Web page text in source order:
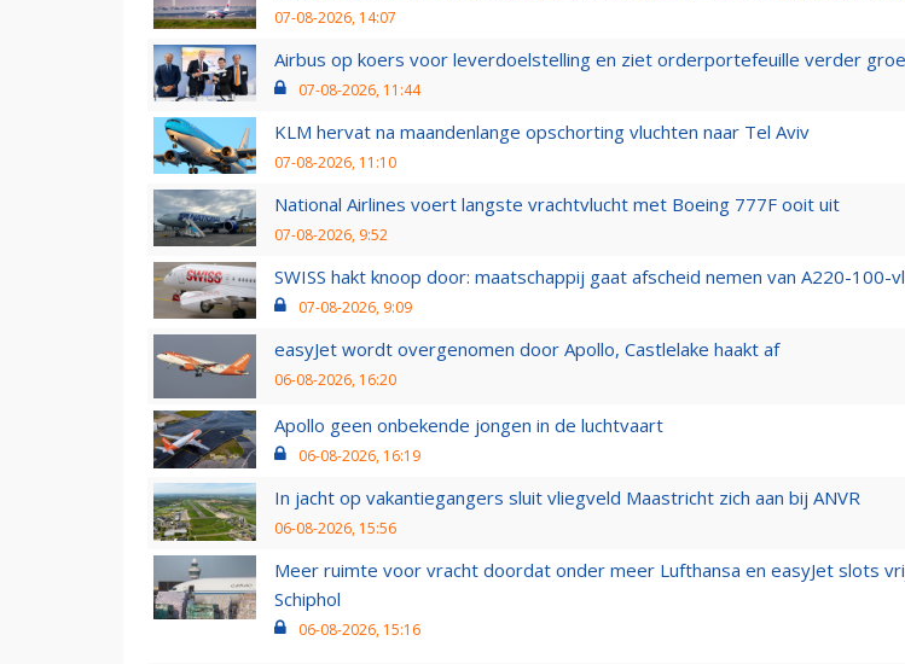
07-08-2026, 14:07
Airbus op koers voor leverdoelstelling en ziet orderportefeuille verder
07-08-2026, 11:44
KLM hervat na maandenlange opschorting vluchten naar Tel Aviv
07-08-2026, 11:10
National Airlines voert langste vrachtvlucht met Boeing 777F ooit uit
07-08-2026, 9:52
SWISS hakt knoop door: maatschappij gaat afscheid nemen van A220-100-
07-08-2026, 9:09
easyJet wordt overgenomen door Apollo, Castlelake haakt af
06-08-2026, 16:20
Apollo geen onbekende jongen in de luchtvaart
06-08-2026, 16:19
In jacht op vakantiegangers sluit vliegveld Maastricht zich aan bij ANVR
06-08-2026, 15:56
Meer ruimte voor vracht doordat onder meer Lufthansa en easyJet slots
Schiphol
06-08-2026, 15:16